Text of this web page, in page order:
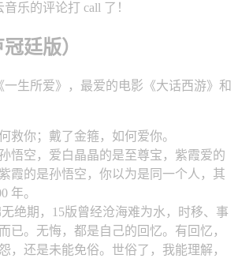
乐的评论打 call 了！
廷版）
生所爱》，最爱的电影《大话西游》和
救你；戴了金箍，如何爱你。
悟空，爱白晶晶的是至尊宝，紫霞爱的
霞的是孙悟空，你以为是同一个人，其
年。
绝期，15版曾经沧海难为水，时移、事
已。无悔，都是自己的回忆。有回忆，
，还是未能免俗。世俗了，我能理解，